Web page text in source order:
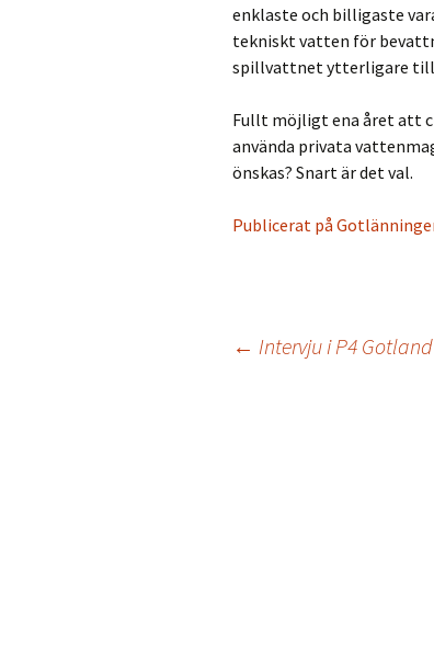
enklaste och billigaste
tekniskt vatten för
spillvattnet ytterligare till
Fullt möjligt ena året att
använda privata
önskas? Snart är det val.
Publicerat på
← Intervju i P4